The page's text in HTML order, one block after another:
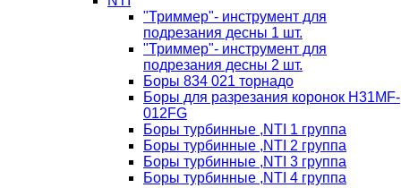
"Триммер"- инструмент для
подрезания десны 1 шт.
"Триммер"- инструмент для
подрезания десны 2 шт.
Боры 834 021 торнадо
Боры для разрезания коронок H31MF-
012FG
Боры турбинные ,NTI 1 группа
Боры турбинные ,NTI 2 группа
Боры турбинные ,NTI 3 группа
Боры турбинные ,NTI 4 группа